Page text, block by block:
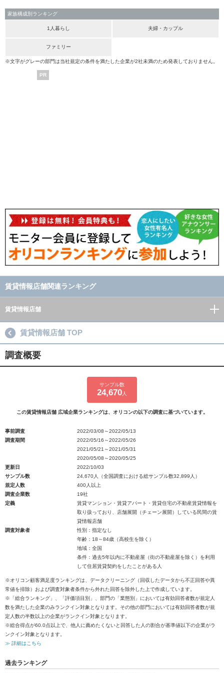
家族構成別ランキング
1人暮らし 夫婦・カップル
ファミリー
※文字がグレーの部門は当社規定の条件を満たした企業が2社未満のため発表しておりません。
PR
賃貸情報店舗関連ランキング
賃貸情報店舗
賃貸情報店舗 TOP
調査概要
サンプル数
24,670 人
この賃貸情報店舗 広域企業ランキングは、オリコンの以下の調査に基づいています。
事前調査
2022/03/08～2022/05/13
調査期間
2022/05/16～2022/05/26
2021/05/21～2021/05/31
2020/05/08～2020/05/25
更新日
2022/10/03
サンプル数
24,670人（全国調査における総サンプル数32,899人）
規定人数
400人以上
調査企業数
19社
定義
賃貸マンション・賃貸アパート・賃貸住宅の不動産賃貸情報を
取り扱っており、店舗展開（チェーン展開）している民間の賃
貸情報店舗
調査対象者
性別：指定なし
年齢：18～84歳（高校生を除く）
地域：全国
条件：過去5年以内に不動産屋（街の不動産屋を除く）を利用
して住居賃貸契約をしたことがある人
※オリコン顧客満足度ランキングは、データクリーニング（回収したデータから不正回答や異
常値を排除）および調査対象者条件から外れた回答を除外した上で作成しています。
※「総合ランキング」、「評価項目別」、部門の「業態別」においては有効回答者数が規定人
数を満たした企業のみランクイン対象となります。その他の部門においては有効回答者数が規
定人数の半数以上の企業がランクイン対象となります。
※総合得点が60.0点以上で、他人に薦めたくないと回答した人の割合が基準値以下の企業がラ
ンクイン対象となります。
≫ 詳細はこちら
過去ランキング